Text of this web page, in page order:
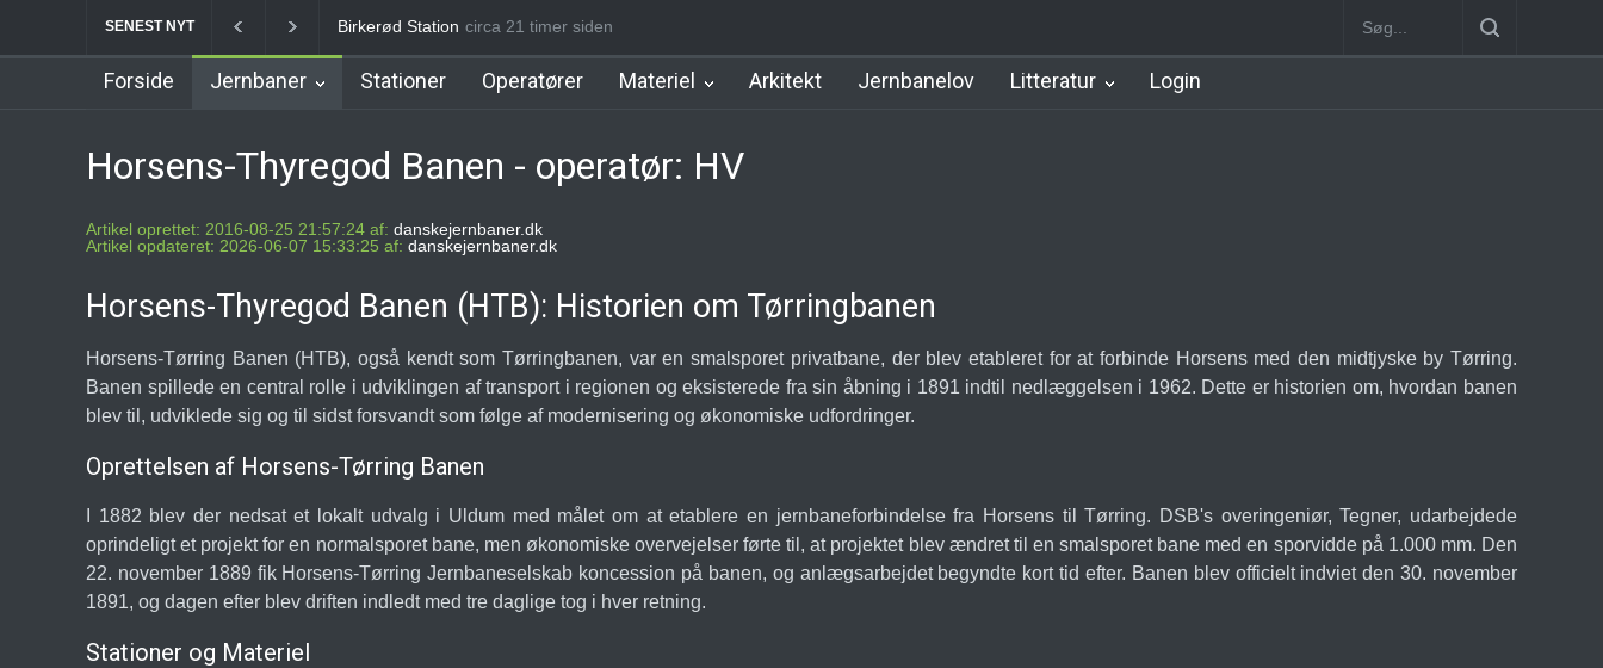
SENEST NYTBirkerød Station Allerød Station Favrholm Station Nørrebro B Station [1886-1930] Nørrebro A Station
circa 21 timer siden
Forside Jernbaner Stationer Operatører Materiel Arkitekt Jernbanelov Litteratur Login
Horsens-Thyregod Banen - operatør: HV
Artikel oprettet: 2016-08-25 21:57:24 af: danskejernbaner.dk
Artikel opdateret: 2026-06-07 15:33:25 af: danskejernbaner.dk
Horsens-Thyregod Banen (HTB): Historien om Tørringbanen
Horsens-Tørring Banen (HTB), også kendt som Tørringbanen, var en smalsporet privatbane, der blev etableret for at forbinde Horsens med den midtjyske by Tørring.
Banen spillede en central rolle i udviklingen af transport i regionen og eksisterede fra sin åbning i 1891 indtil nedlæggelsen i 1962. Dette er historien om, hvordan banen
blev til, udviklede sig og til sidst forsvandt som følge af modernisering og økonomiske udfordringer.
Oprettelsen af Horsens-Tørring Banen
I 1882 blev der nedsat et lokalt udvalg i Uldum med målet om at etablere en jernbaneforbindelse fra Horsens til Tørring. DSB's overingeniør, Tegner, udarbejdede
oprindeligt et projekt for en normalsporet bane, men økonomiske overvejelser førte til, at projektet blev ændret til en smalsporet bane med en sporvidde på 1.000 mm. Den
22. november 1889 fik Horsens-Tørring Jernbaneselskab koncession på banen, og anlægsarbejdet begyndte kort tid efter. Banen blev officielt indviet den 30. november
1891, og dagen efter blev driften indledt med tre daglige tog i hver retning.
Stationer og Materiel